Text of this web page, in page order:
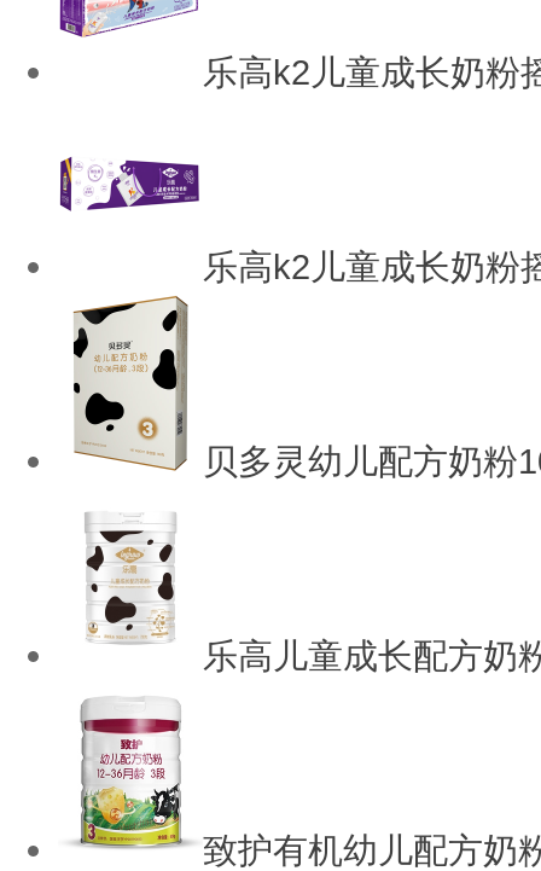
乐高k2儿童成长奶粉
乐高k2儿童成长奶粉
贝多灵幼儿配方奶粉
乐高儿童成长配方奶
致护有机幼儿配方奶